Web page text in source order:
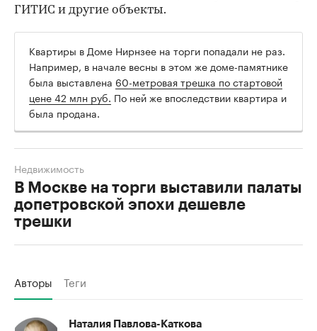
ГИТИС и другие объекты.
Квартиры в Доме Нирнзее на торги попадали не раз.
Например, в начале весны в этом же доме-памятнике
была выставлена 60-метровая трешка по стартовой
цене 42 млн руб. По ней же впоследствии квартира и
была продана.
В Москве на торги выставили палаты
допетровской эпохи дешевле
трешки
Недвижимость
Авторы Теги
Наталия Павлова-Каткова